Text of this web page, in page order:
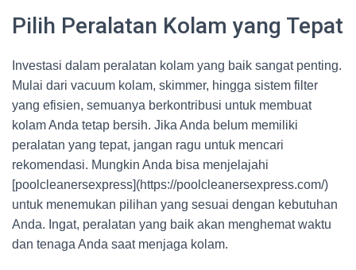
Pilih Peralatan Kolam yang Tepat
Investasi dalam peralatan kolam yang baik sangat penting.
Mulai dari vacuum kolam, skimmer, hingga sistem filter
yang efisien, semuanya berkontribusi untuk membuat
kolam Anda tetap bersih. Jika Anda belum memiliki
peralatan yang tepat, jangan ragu untuk mencari
rekomendasi. Mungkin Anda bisa menjelajahi
[poolcleanersexpress](https://poolcleanersexpress.com/)
untuk menemukan pilihan yang sesuai dengan kebutuhan
Anda. Ingat, peralatan yang baik akan menghemat waktu
dan tenaga Anda saat menjaga kolam.